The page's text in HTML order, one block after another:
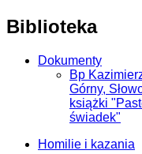
Biblioteka
Dokumenty
Bp
Górny,
książki
świadek"
Homilie i kazania